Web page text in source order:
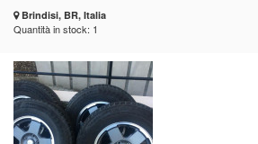
Brindisi, BR, Italia
Quantità in stock: 1